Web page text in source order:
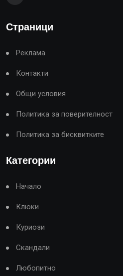
Страници
Реклама
Контакти
Общи условия
Политика за поверителност
Политика за бисквитките
Категории
Начало
Клюки
Куриози
Скандали
Любопитно